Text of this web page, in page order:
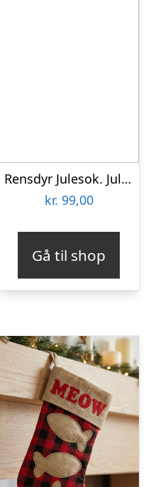
Rensdyr Julesok. Julesokker
kr. 99,00
Gå til shop